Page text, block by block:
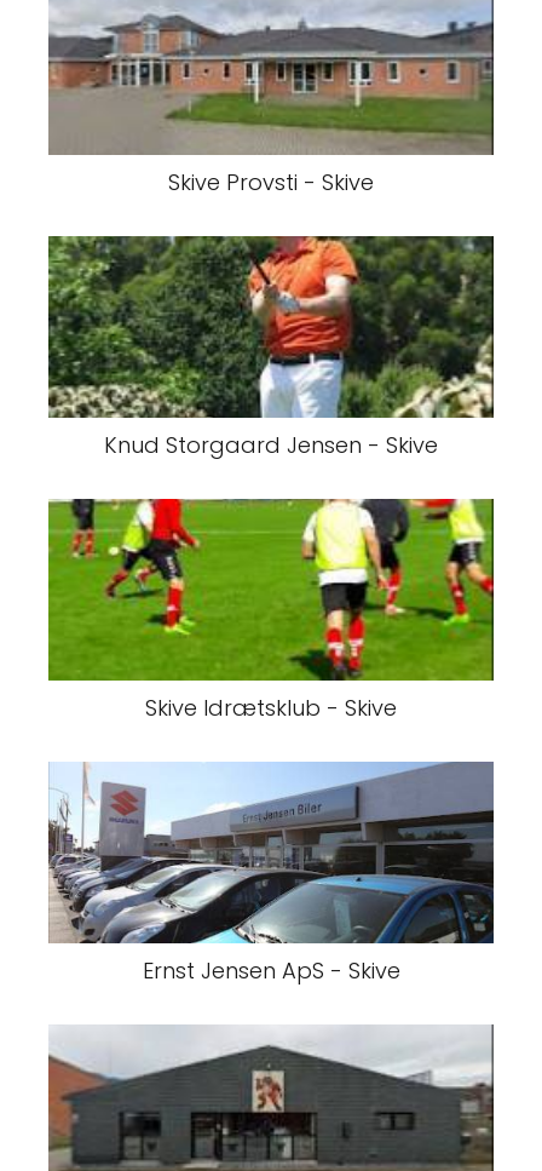
Skive Provsti - Skive
Knud Storgaard Jensen - Skive
Skive Idrætsklub - Skive
Ernst Jensen ApS - Skive